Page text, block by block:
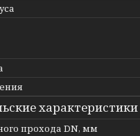
характеристики
прохода DN, мм